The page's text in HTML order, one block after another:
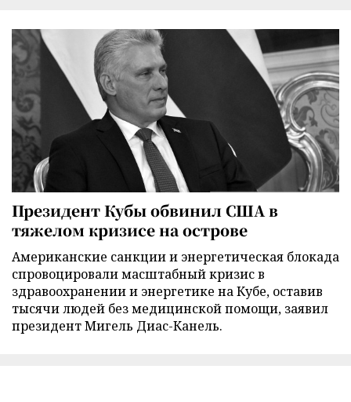
Президент Кубы обвинил США в
тяжелом кризисе на острове
Американские санкции и энергетическая блокада
спровоцировали масштабный кризис в
здравоохранении и энергетике на Кубе, оставив
тысячи людей без медицинской помощи, заявил
президент Мигель Диас-Канель.